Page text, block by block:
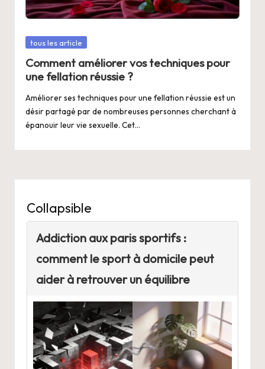
Posted
tous les article
Comment améliorer vos techniques pour
une fellation réussie ?
Améliorer ses techniques pour une fellation réussie est un
désir partagé par de nombreuses personnes cherchant à
épanouir leur vie sexuelle. Cet…
Collapsible
Addiction aux paris sportifs :
comment le sport à domicile peut
aider à retrouver un équilibre